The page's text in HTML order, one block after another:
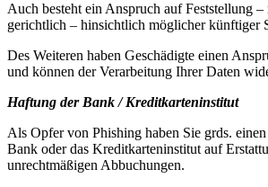
Auch besteht ein Anspruch auf Feststellung
gerichtlich – hinsichtlich möglicher künftiger
Des Weiteren haben Geschädigte einen
und können der Verarbeitung Ihrer Daten
Haftung der Bank / Kreditkarteninstitut
Als Opfer von Phishing haben Sie grds.
Bank oder das Kreditkarteninstitut auf
unrechtmäßigen Abbuchungen.